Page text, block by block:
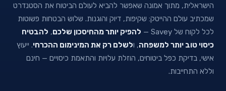
הישראלית, מתוך אמונה שאפשר להביא לעולם הביטוח את הסטנדרט
שמכתיב עולם ההייטק: שקיפות, דיוק והוגנות. שלוש הבטחות פשוטות
לכל לקוח של Savey —
להפיק יותר מהחיסכון שלכם, להבטיח
כיסוי טוב יותר למשפחה, ולשלם רק את המינימום ההכרחי. ייעוץ
אישי, בדיקת כפל ביטוחים, הוזלת עלויות והתאמת כיסויים — חינם
וללא התחייבות.